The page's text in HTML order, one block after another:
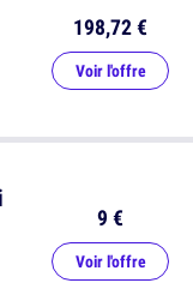
9 €
Voir l'offre
198,72 €
Voir l'offre